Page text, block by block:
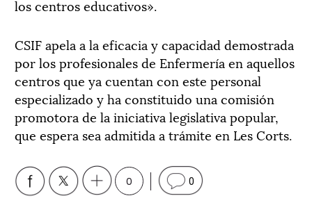
los centros educativos».
CSIF apela a la eficacia y capacidad demostrada
por los profesionales de Enfermería en aquellos
centros que ya cuentan con este personal
especializado y ha constituido una comisión
promotora de la iniciativa legislativa popular,
que espera sea admitida a trámite en Les Corts.
0 0